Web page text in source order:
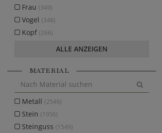
Frau (349)
Vogel (348)
Kopf (266)
ALLE ANZEIGEN
MATERIAL
Metall (2549)
Stein (1956)
Steinguss (1549)